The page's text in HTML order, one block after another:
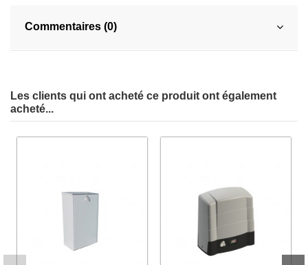
Commentaires (0)
Les clients qui ont acheté ce produit ont également
acheté...